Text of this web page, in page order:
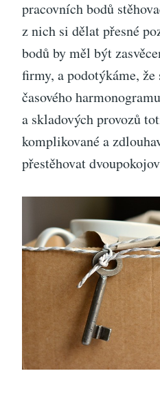
pracovních bodů
z nich si dělat přesné
bodů by měl být
firmy, a podotýkáme, že
časového
a skladových provozů
komplikované a
přestěhovat